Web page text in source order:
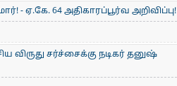
- ஏ.கே. 64 அதிகாரப்பூர்வ அறிவிப்பு!
விருது சர்ச்சைக்கு நடிகர் தனுஷ்